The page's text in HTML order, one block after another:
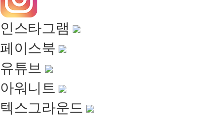
인스타그램
페이스북
유튜브
아워니트
텍스그라운드